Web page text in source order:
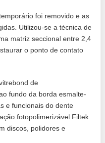
foi removido e as
Utilizou-se a técnica de
matriz seccional entre 2,4
o ponto de contato
de
fundo da borda esmalte-
e funcionais do dente
fotopolimerizável Filtek
discos, polidores e